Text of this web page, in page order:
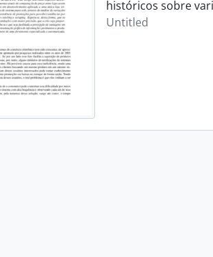
históricos sobre
Untitled